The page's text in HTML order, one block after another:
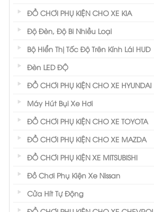
ĐỒ CHƠI PHỤ KIỆN CHO XE KIA
Độ Đèn, Độ Bi Nhiều Loại
Bộ Hiển Thị Tốc Độ Trên Kính Lái HUD
Đèn LED ĐỘ
ĐỒ CHƠI PHỤ KIỆN CHO XE HYUNDAI
Máy Hút Bụi Xe Hơi
ĐỒ CHƠI PHỤ KIỆN CHO XE TOYOTA
ĐỒ CHƠI PHỤ KIỆN CHO XE MAZDA
ĐỒ CHƠI PHỤ KIỆN XE MITSUBISHI
Đồ Chơi Phụ Kiện Xe Nissan
Cửa Hít Tự Động